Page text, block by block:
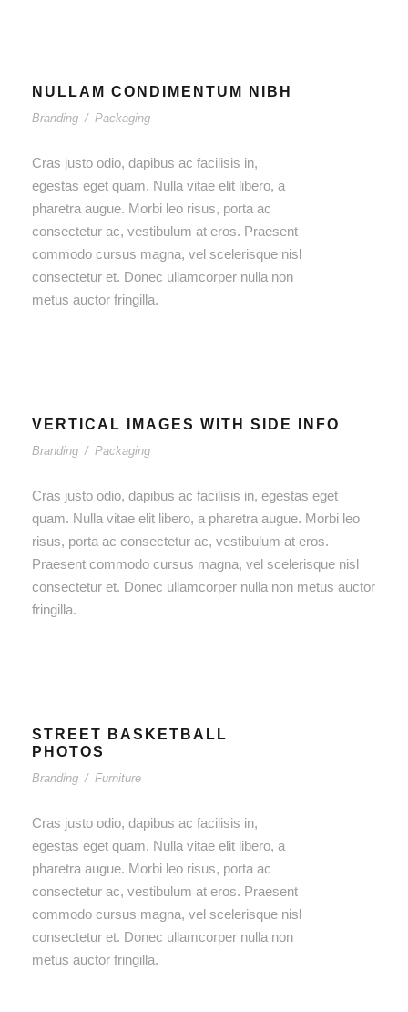
NULLAM CONDIMENTUM NIBH
Branding / Packaging
Cras justo odio, dapibus ac facilisis in,
egestas eget quam. Nulla vitae elit libero, a
pharetra augue. Morbi leo risus, porta ac
consectetur ac, vestibulum at eros. Praesent
commodo cursus magna, vel scelerisque nisl
consectetur et. Donec ullamcorper nulla non
metus auctor fringilla.
VERTICAL IMAGES WITH SIDE INFO
Branding / Packaging
Cras justo odio, dapibus ac facilisis in, egestas eget
quam. Nulla vitae elit libero, a pharetra augue. Morbi leo
risus, porta ac consectetur ac, vestibulum at eros.
Praesent commodo cursus magna, vel scelerisque nisl
consectetur et. Donec ullamcorper nulla non metus auctor
fringilla.
STREET BASKETBALL
PHOTOS
Branding / Furniture
Cras justo odio, dapibus ac facilisis in,
egestas eget quam. Nulla vitae elit libero, a
pharetra augue. Morbi leo risus, porta ac
consectetur ac, vestibulum at eros. Praesent
commodo cursus magna, vel scelerisque nisl
consectetur et. Donec ullamcorper nulla non
metus auctor fringilla.